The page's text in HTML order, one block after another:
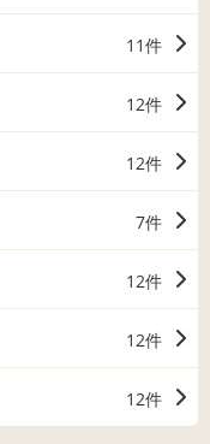
11件
12件
12件
7件
12件
12件
12件